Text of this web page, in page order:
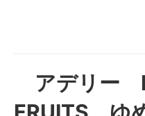
アデリー